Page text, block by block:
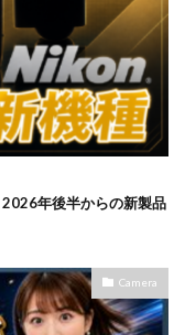
年後半からの新製品
Camera